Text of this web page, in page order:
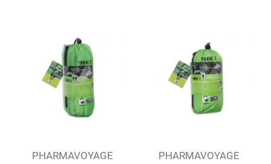
PHARMAVOYAGE
PHARMAVOYAGE